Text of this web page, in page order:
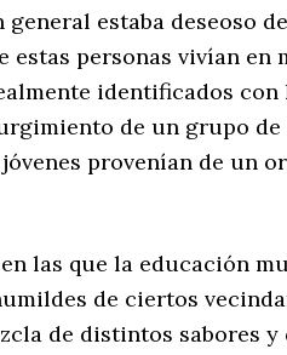
estaba deseoso
personas vivían
identificados
de un grupo
provenían de un
las que la educación
de ciertos
de distintos sabores